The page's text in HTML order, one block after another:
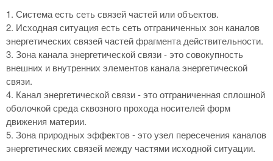
1. Система есть сеть связей частей или объектов.
2. Исходная ситуация есть сеть отграниченных зон каналов
энергетических связей частей фрагмента действительности.
3. Зона канала энергетической связи - это совокупность
внешних и внутренних элементов канала энергетической
связи.
4. Канал энергетической связи - это отграниченная сплошной
оболочкой среда сквозного прохода носителей форм
движения материи.
5. Зона природных эффектов - это узел пересечения каналов
энергетических связей между частями исходной ситуации.